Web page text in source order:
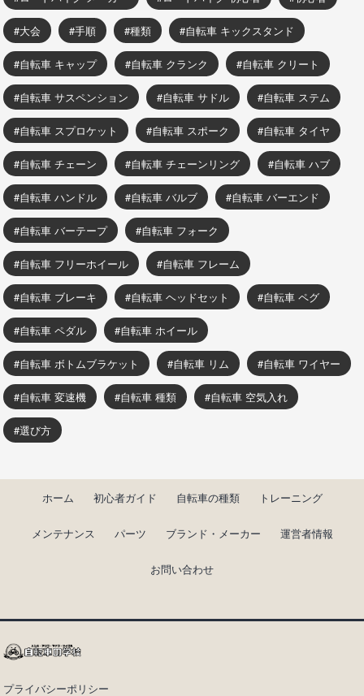
大会 手順 種類 自転車 キックスタンド
自転車 キャップ 自転車 クランク 自転車 クリート
自転車 サスペンション 自転車 サドル 自転車 ステム
自転車 スプロケット 自転車 スポーク 自転車 タイヤ
自転車 チェーン 自転車 チェーンリング 自転車 ハブ
自転車 ハンドル 自転車 バルブ 自転車 バーエンド
自転車 バーテープ 自転車 フォーク
自転車 フリーホイール 自転車 フレーム
自転車 ブレーキ 自転車 ヘッドセット 自転車 ペグ
自転車 ペダル 自転車 ホイール
自転車 ボトムブラケット 自転車 リム 自転車 ワイヤー
自転車 変速機 自転車 種類 自転車 空気入れ
選び方
ホーム 初心者ガイド 自転車の種類 トレーニング
メンテナンス パーツ ブランド・メーカー 運営者情報
お問い合わせ
プライバシーポリシー